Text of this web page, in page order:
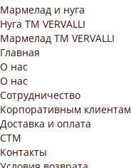
Мармелад и нуга
Нуга ТМ VERVALLI
Мармелад ТМ VERVALLI
Главная
О нас
О нас
Сотрудничество
Корпоративным клиентам
Доставка и оплата
СТМ
Контакты